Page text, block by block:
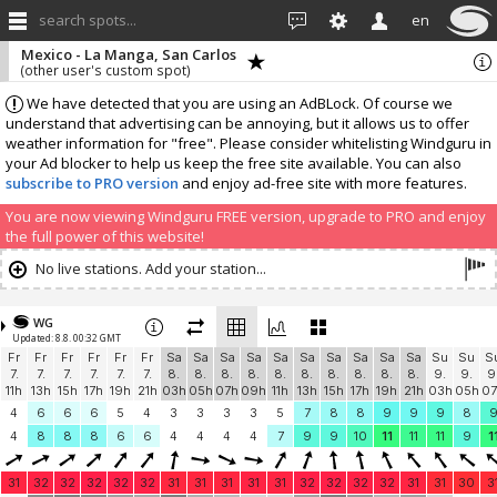
search spots... en
We have detected that you are using an AdBLock. Of course we
understand that advertising can be annoying, but it allows us to offer
weather information for "free". Please consider whitelisting Windguru in
your Ad blocker to help us keep the free site available. You can also
subscribe to PRO version and enjoy ad-free site with more features.
You are now viewing Windguru FREE version, upgrade to PRO and enjoy
the full power of this website!
Mexico - La Manga, San Carlos
(other user's custom spot)
No live stations. Add your station...
WG
Updated: 8.8. 00:32 GMT
Fr
7.
11h
Fr
7.
13h
Fr
7.
15h
Fr
7.
17h
Fr
7.
19h
Fr
7.
21h
Sa
8.
03h
Sa
8.
05h
Sa
8.
07h
Sa
8.
09h
Sa
8.
11h
Sa
8.
13h
Sa
8.
15h
Sa
8.
17h
Sa
8.
19h
Sa
8.
21h
Su
9.
03h
Su
9.
05h
4
6 6 6 5 4 3 3 3 3 5 7 8 8 9 9 9 8
9
4
8 8 8 6 6 4 4 4 4 7 9 9 10 11 11 11 9
31 32 32 32 32 32 31 31 31 31 31 32 32 32 32 31 31 30